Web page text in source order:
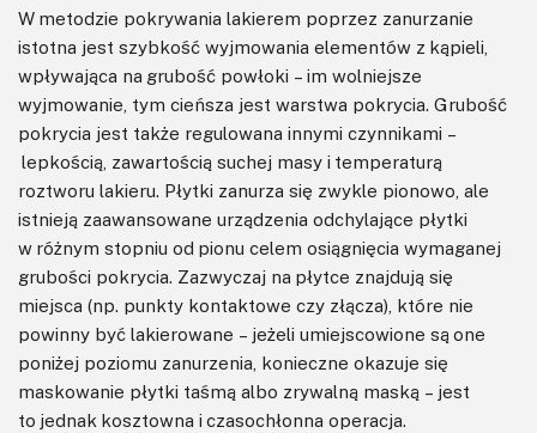
W metodzie pokrywania lakierem poprzez zanurzanie
istotna jest szybkość wyjmowania elementów z kąpieli,
wpływająca na grubość powłoki – im wolniejsze
wyjmowanie, tym cieńsza jest warstwa pokrycia. Grubość
pokrycia jest także regulowana innymi czynnikami –
lepkością, zawartością suchej masy i temperaturą
roztworu lakieru. Płytki zanurza się zwykle pionowo, ale
istnieją zaawansowane urządzenia odchylające płytki
w różnym stopniu od pionu celem osiągnięcia wymaganej
grubości pokrycia. Zazwyczaj na płytce znajdują się
miejsca (np. punkty kontaktowe czy złącza), które nie
powinny być lakierowane – jeżeli umiejscowione są one
poniżej poziomu zanurzenia, konieczne okazuje się
maskowanie płytki taśmą albo zrywalną maską – jest
to jednak kosztowna i czasochłonna operacja.